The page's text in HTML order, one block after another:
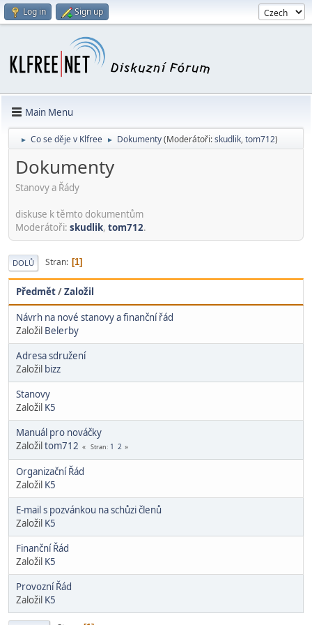
Log in Sign up
Main Menu
► Co se děje v Klfree ► Dokumenty(Moderátoři:skudlik,tom712)
Dokumenty
Stanovy a Řády
diskuse k těmto dokumentům
Moderátoři: skudlik, tom712.
DOLŮ Stran 1
Předmět/Založil
Návrh na nové stanovy a finanční řád
Založil Belerby
Adresa sdružení
Založil bizz
Stanovy
Založil K5
Manuál pro nováčky
Založiltom712 Stran 1 2
Organizační Řád
Založil K5
E-mail s pozvánkou na schůzi členů
Založil K5
Finanční Řád
Založil K5
Provozní Řád
Založil K5